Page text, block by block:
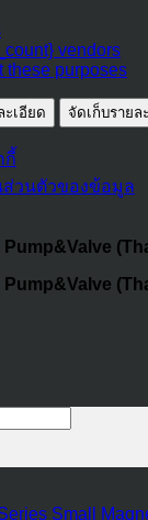
vendors
these purposes
ะเอียด จัดเก็บรายล
กี้
ส่วนตัวของข้อมูล